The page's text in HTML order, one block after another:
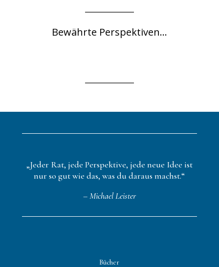
Bewährte Perspektiven...
„Jeder Rat, jede Perspektive, jede neue Idee ist
nur so gut wie das, was du daraus machst.“
– Michael Leister
Bücher